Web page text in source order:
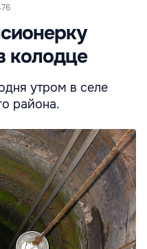
колодце
утром в селе
района.